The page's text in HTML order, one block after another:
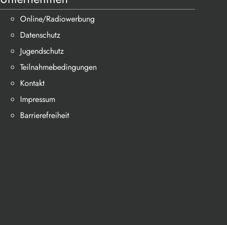
Online/Radiowerbung
Datenschutz
Jugendschutz
Teilnahmebedingungen
Kontakt
Impressum
Barrierefreiheit